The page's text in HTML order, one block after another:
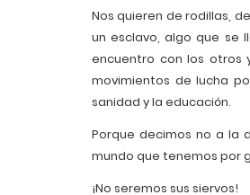
Nos quieren de rodillas,
un esclavo, algo que se
encuentro con los otros
movimientos de lucha
sanidad y la educación.
Porque decimos no a la
mundo que tenemos por
¡No seremos sus siervos!